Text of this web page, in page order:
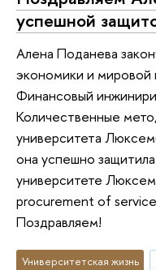
успешной
Алена Поданева
экономики и мировой
Финансовый
Количественные
университета
она успешно
университете
procurement of
Поздравляем!
Университетская жизнь